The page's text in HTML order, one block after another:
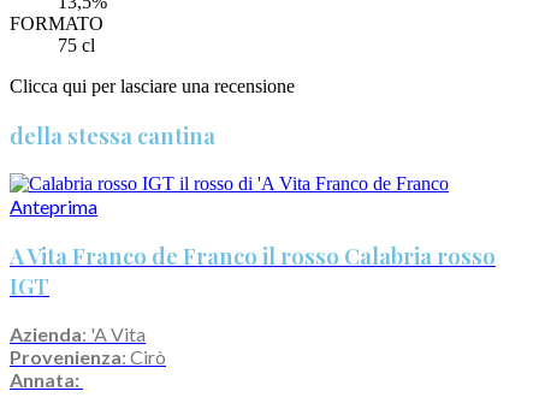
FORMATO
75 cl
Clicca qui per lasciare una recensione
della stessa cantina
Anteprima
A Vita Franco de Franco il rosso Calabria rosso
IGT
Azienda: 'A Vita
Provenienza: Cirò
Annata: